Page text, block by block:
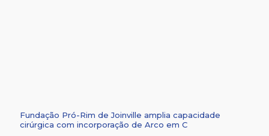
Fundação Pró-Rim de Joinville amplia capacidade
cirúrgica com incorporação de Arco em C